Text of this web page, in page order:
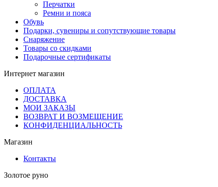
Перчатки
Ремни и пояса
Обувь
Подарки, сувениры и сопутствующие товары
Снаряжение
Товары со скидками
Подарочные сертификаты
Интернет магазин
ОПЛАТА
ДОСТАВКА
МОИ ЗАКАЗЫ
ВОЗВРАТ И ВОЗМЕЩЕНИЕ
КОНФИДЕНЦИАЛЬНОСТЬ
Магазин
Контакты
Золотое руно